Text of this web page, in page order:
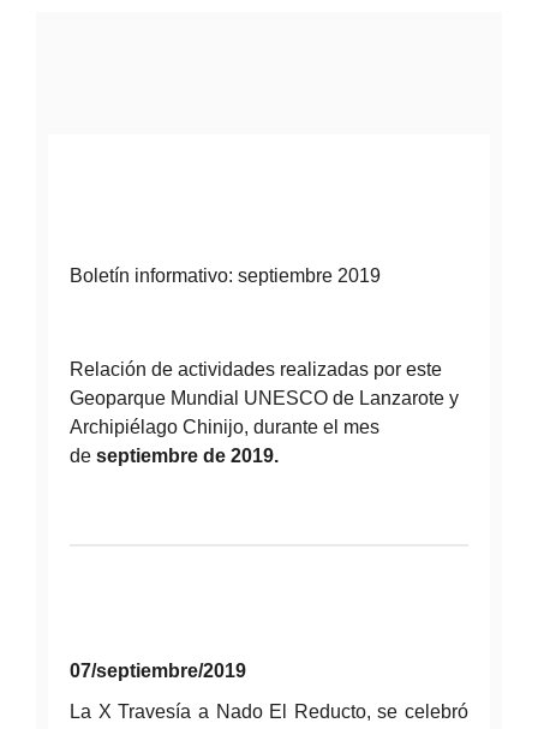
Boletín informativo: septiembre 2019
Relación de actividades realizadas por este
Geoparque Mundial UNESCO de Lanzarote y
Archipiélago Chinijo, durante el mes
de septiembre de 2019.
07/septiembre/2019
La X Travesía a Nado El Reducto, se celebró